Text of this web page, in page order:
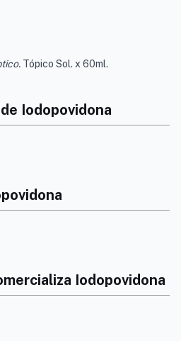
Tópico Sol. x 60ml.
Iodopovidona
Iodopovidona